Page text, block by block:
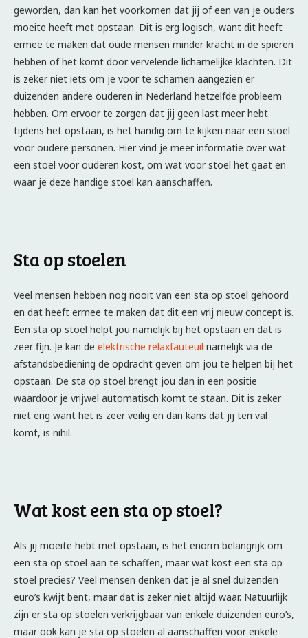
geworden, dan kan het voorkomen dat jij of een van je ouders
moeite heeft met opstaan. Dit is erg logisch, want dit heeft
ermee te maken dat oude mensen minder kracht in de spieren
hebben of het komt door vervelende lichamelijke klachten. Dit
is zeker niet iets om je voor te schamen aangezien er
duizenden andere ouderen in Nederland hetzelfde probleem
hebben. Om ervoor te zorgen dat jij geen last meer hebt
tijdens het opstaan, is het handig om te kijken naar een stoel
voor oudere personen. Hier vind je meer informatie over wat
een stoel voor ouderen kost, om wat voor stoel het gaat en
waar je deze handige stoel kan aanschaffen.
Sta op stoelen
Veel mensen hebben nog nooit van een sta op stoel gehoord
en dat heeft ermee te maken dat dit een vrij nieuw concept is.
Een sta op stoel helpt jou namelijk bij het opstaan en dat is
zeer fijn. Je kan de elektrische relaxfauteuil namelijk via de
afstandsbediening de opdracht geven om jou te helpen bij het
opstaan. De sta op stoel brengt jou dan in een positie
waardoor je vrijwel automatisch komt te staan. Dit is zeker
niet eng want het is zeer veilig en dan kans dat jij ten val
komt, is nihil.
Wat kost een sta op stoel?
Als jij moeite hebt met opstaan, is het enorm belangrijk om
een sta op stoel aan te schaffen, maar wat kost een sta op
stoel precies? Veel mensen denken dat je al snel duizenden
euro’s kwijt bent, maar dat is zeker niet altijd waar. Natuurlijk
zijn er sta op stoelen verkrijgbaar van enkele duizenden euro’s,
maar ook kan je sta op stoelen al aanschaffen voor enkele